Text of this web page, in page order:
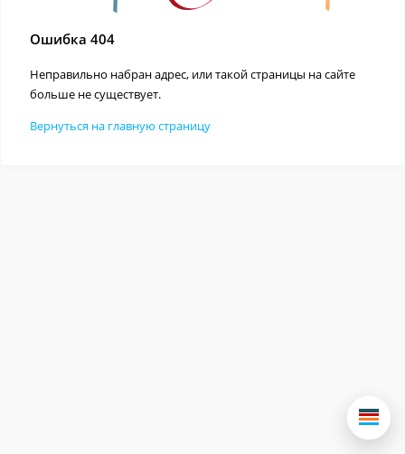
Ошибка 404
Неправильно набран адрес, или такой страницы на сайте
больше не существует.
Вернуться на главную страницу